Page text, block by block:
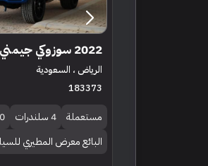
2022 سوزوكي جيمني
الرياض ، السعودية
183373
مستعملة 4 سلندرات
البائع معرض المطيري